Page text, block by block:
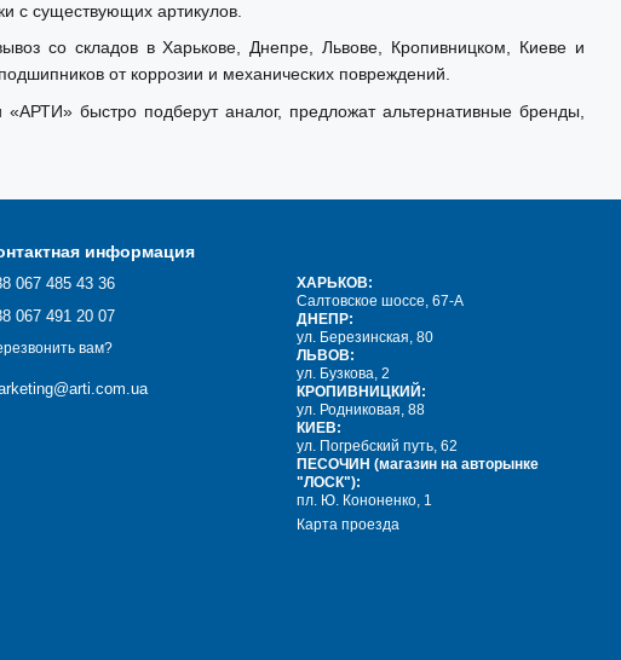
с существующих артикулов.
со складов в Харькове, Днепре, Львове, Кропивницком, Киеве и
от коррозии и механических повреждений.
быстро подберут аналог, предложат альтернативные бренды,
информация
067 485 43 36
067 491 20 07
вам?
ХАРЬКОВ:
Салтовское шоссе, 67-А
ДНЕПР:
ул. Березинская, 80
ЛЬВОВ:
ул. Бузкова, 2
КРОПИВНИЦКИЙ:
ул. Родниковая, 88
КИЕВ:
ул. Погребский путь, 62
ПЕСОЧИН (магазин на авторынке
"ЛОСК"):
пл. Ю. Кононенко, 1
Карта проезда